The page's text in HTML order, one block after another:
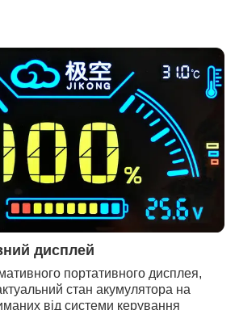
дисплей
портативного дисплея,
стан акумулятора на
від системи керування